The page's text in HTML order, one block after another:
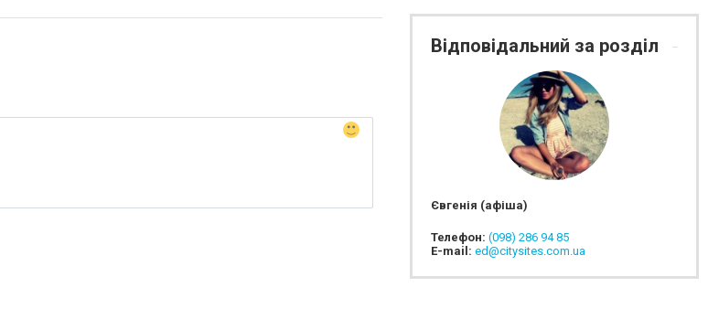
Відповідальний за розділ
Євгенія (афіша)
Телефон: (098) 286 94 85
E-mail: ed@citysites.com.ua